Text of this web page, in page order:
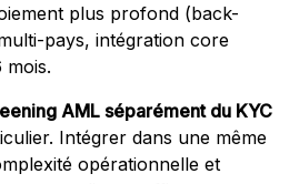
plus profond (back-
pays, intégration core
mois.
AML séparément du KYC
Intégrer dans une même
opérationnelle et